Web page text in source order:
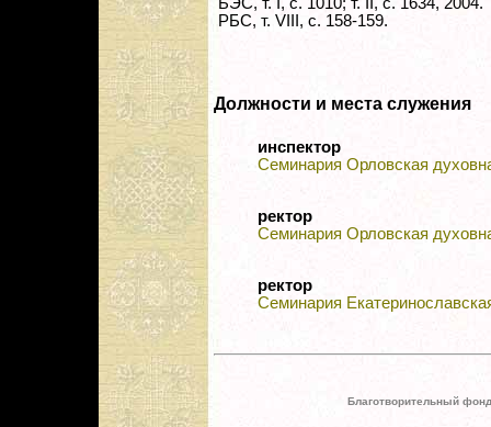
БЭС, т. I, с. 1010; т. II, с. 1634, 2004.
РБС, т. VIII, с. 158-159.
Должности и места служения
инспектор
Семинария Орловская
ректор
Семинария Орловская
ректор
Семинария
Благотворительный